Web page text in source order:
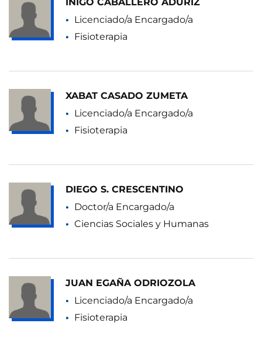
Licenciado/a Encargado/a
Fisioterapia
XABAT CASADO ZUMETA
Licenciado/a Encargado/a
Fisioterapia
DIEGO S. CRESCENTINO
Doctor/a Encargado/a
Ciencias Sociales y Humanas
JUAN EGAÑA ODRIOZOLA
Licenciado/a Encargado/a
Fisioterapia